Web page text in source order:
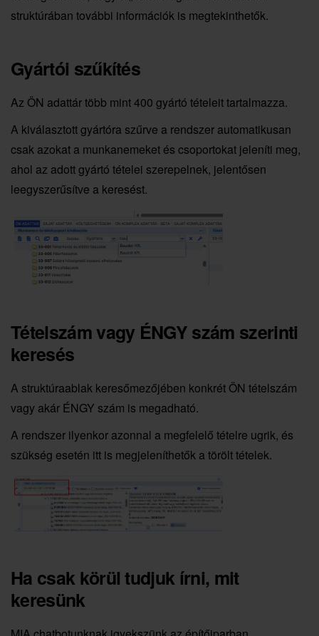
struktúrában további információk is megtekinthetők.
Gyártói szűkítés
Az ÖN adattár több mint 400 gyártó tételeit tartalmazza.
A kiválasztott gyártóra szűrve a rendszer automatikusan
csak azokat a munkanemeket és csoportokat jeleníti meg,
ahol az adott gyártó tételei szerepelnek, jelentősen
leegyszerűsítve a keresést.
Tételszám vagy ÉNGY szám szerinti
keresés
A struktúraablak keresőmezőjében konkrét ÖN tételszám
vagy akár ÉNGY szám is megadható.
A rendszer ilyenkor azonnal a megfelelő tételre ugrik, és
szükség esetén itt is megjeleníthetők a törölt tételek.
Ha csak körül tudjuk írni, mit
keresünk